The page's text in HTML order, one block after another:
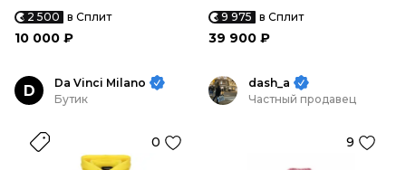
2 500 в Сплит
10 000 ₽
9 975 в Сплит
39 900 ₽
D
Da Vinci Milano
Бутик
0
dash_a
Частный продавец
9